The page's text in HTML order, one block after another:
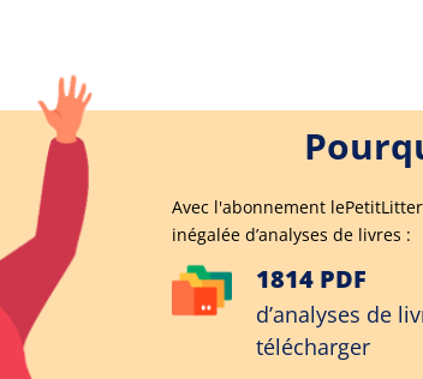
Avec l'abonnement
inégalée d’analyses de livres :
1814 PDF
d’analyses de
télécharger